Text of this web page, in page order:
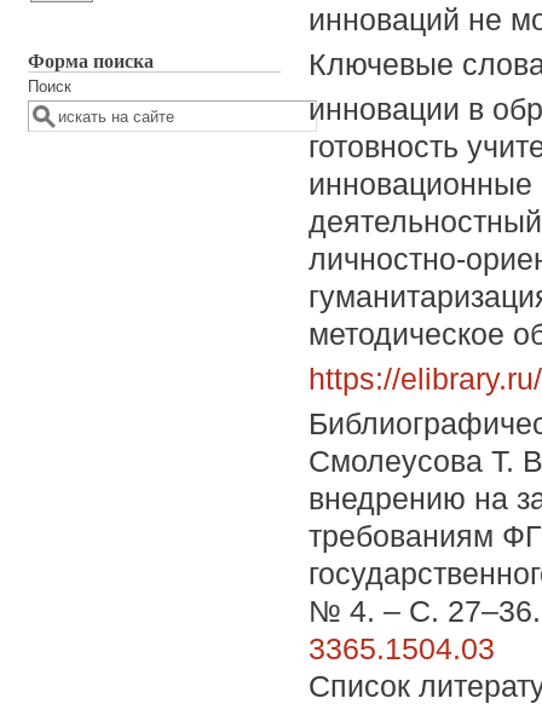
Форма поиска
Поиск
инноваций не
Ключевые
инновации в
готовность
инновационные
личностно-
методическое
https://
Смолеусова Т.
внедрению на
требованиям
№ 4. – С.
3365.1504.03
Список